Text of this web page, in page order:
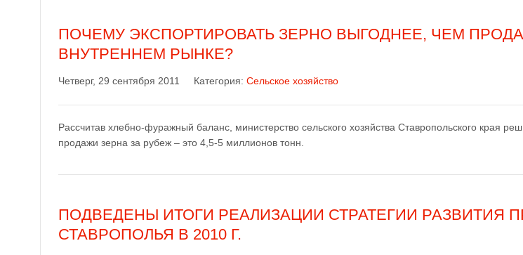
ПОЧЕМУ ЭКСПОРТИРОВАТЬ ЗЕРНО ВЫГОДНЕЕ, ЧЕМ
ВНУТРЕННЕМ РЫНКЕ?
Четверг, 29 сентября 2011 Категория: Сельское хозяйство
Рассчитав хлебно-фуражный баланс, министерство сельского хозяйства Ставропольского края
продажи зерна за рубеж – это 4,5-5 миллионов тонн.
ПОДВЕДЕНЫ ИТОГИ РЕАЛИЗАЦИИ СТРАТЕГИИ РАЗВИТИЯ
СТАВРОПОЛЬЯ В 2010 Г.